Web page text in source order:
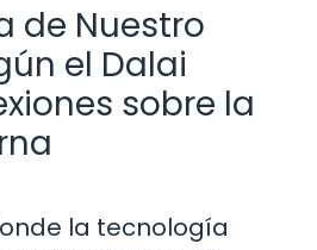
de Nuestro
el Dalai
sobre la
la tecnología